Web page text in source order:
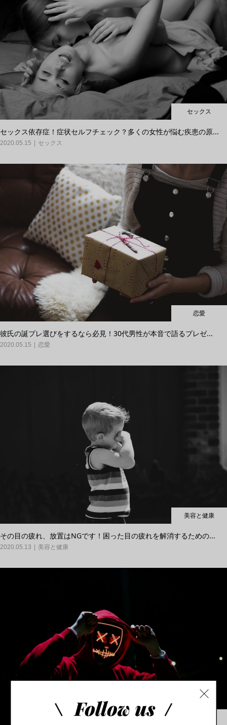
セックス
セックス依存症！症状セルフチェック？多くの女性が悩む疾患の原...
2020.05.15 セックス
恋愛
彼氏の誕プレ選びをするなら必見！30代男性が本音で語るプレゼ...
2020.05.15 恋愛
美容と健康
その目の疲れ、放置はNGです！困った目の疲れを解消するための...
2020.05.13 美容と健康